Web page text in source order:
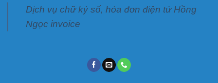
Dịch vụ chữ ký số, hóa đơn điện tử Hồng
Ngọc invoice